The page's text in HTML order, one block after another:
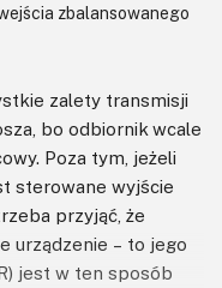
zbalansowanego
zalety transmisji
bo odbiornik wcale
Poza tym, jeżeli
sterowane wyjście
przyjąć, że
urządzenie – to jego
jest w ten sposób